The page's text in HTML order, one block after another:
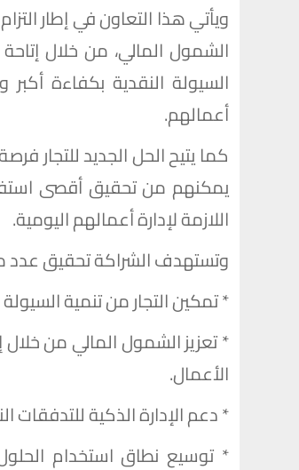
ويأتي هذا التعاون في إطار
الشمول المالي، من خلال
السيولة النقدية بكفاءة
أعمالهم.
كما يتيح الحل الجديد للتجار
يمكنهم من تحقيق أقصى
اللازمة لإدارة أعمالهم اليومية.
وتستهدف الشراكة تحقيق عدد
* تمكين التجار من تنمية
* تعزيز الشمول المالي من
الأعمال.
* دعم الإدارة الذكية للتدفقات
* توسيع نطاق استخدام